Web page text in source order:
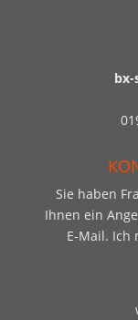
Sie haben
Ihnen ein
E-Mail. Ich